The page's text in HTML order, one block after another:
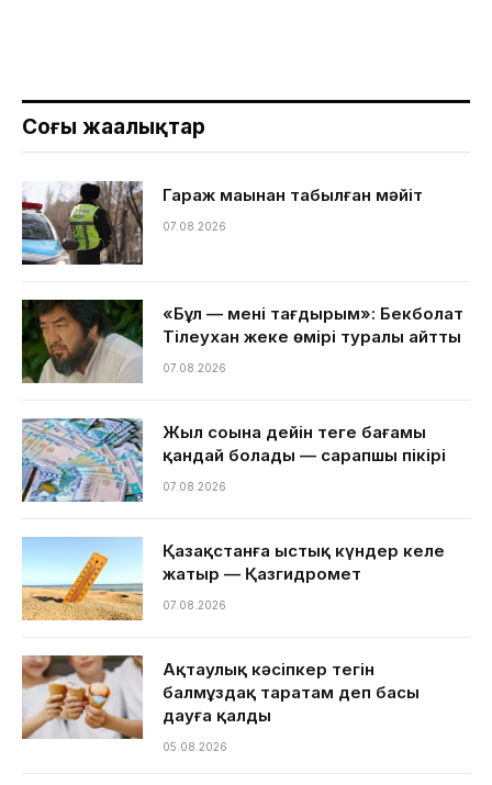
Соңғы жаңалықтар
Гараж маңынан табылған мәйіт
07.08.2026
«Бұл — менің тағдырым»: Бекболат
Тілеухан жеке өмірі туралы айтты
07.08.2026
Жыл соңына дейін теңге бағамы
қандай болады — сарапшы пікірі
07.08.2026
Қазақстанға ыстық күндер келе
жатыр — Қазгидромет
07.08.2026
Ақтаулық кәсіпкер тегін
балмұздақ таратам деп басы
дауға қалды
05.08.2026